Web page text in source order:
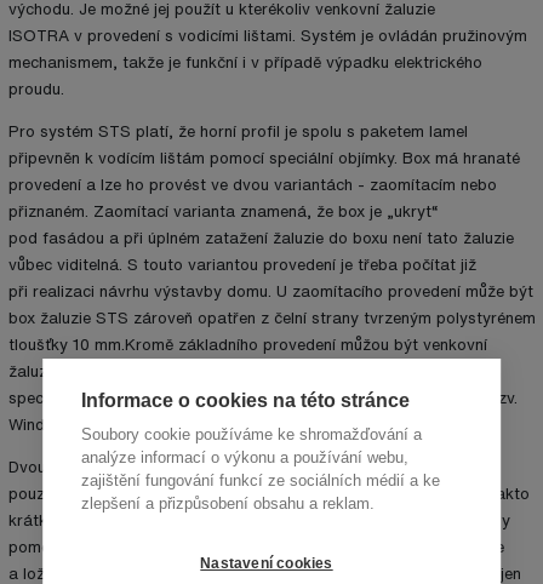
východu. Je možné jej použít u kterékoliv venkovní žaluzie
ISOTRA v provedení s vodicími lištami. Systém je ovládán pružinovým
mechanismem, takže je funkční i v případě výpadku elektrického
proudu.
Pro systém STS platí, že horní profil je spolu s paketem lamel
připevněn k vodícím lištám pomocí speciální objímky. Box má hranaté
provedení a lze ho provést ve dvou variantách - zaomítacím nebo
přiznaném. Zaomítací varianta znamená, že box je „ukryt“
pod fasádou a při úplném zatažení žaluzie do boxu není tato žaluzie
vůbec viditelná. S touto variantou provedení je třeba počítat již
při realizaci návrhu výstavby domu. U zaomítacího provedení může být
box žaluzie STS zároveň opatřen z čelní strany tvrzeným polystyrénem
tloušťky 10 mm.Kromě základního provedení můžou být venkovní
žaluzie vyrobeny v různých variantách, z nichž každá má své
specifické využití. Jedná se o provedení Dvoukanálové, Solární a tzv.
Windstabil žaluzie.
Dvoukanálovou žaluzii nabízíme jako řešení, kdy je žaluzie široká
pouze 400 – 600 mm v provedení s motorem a kdy se motor do takto
krátkého kanálu nedá umístit. Dva kanály nad sebou jsou propojeny
pomocí odlehčených převodovek. Motor je umístěn v horním kanále
a ložiska ve spodním kanále. Kanál s motorem je možné umístit nejen
Informace o cookies na této stránce
Soubory cookie používáme ke shromažďování a
analýze informací o výkonu a používání webu,
zajištění fungování funkcí ze sociálních médií a ke
zlepšení a přizpůsobení obsahu a reklam.
Nastavení cookies